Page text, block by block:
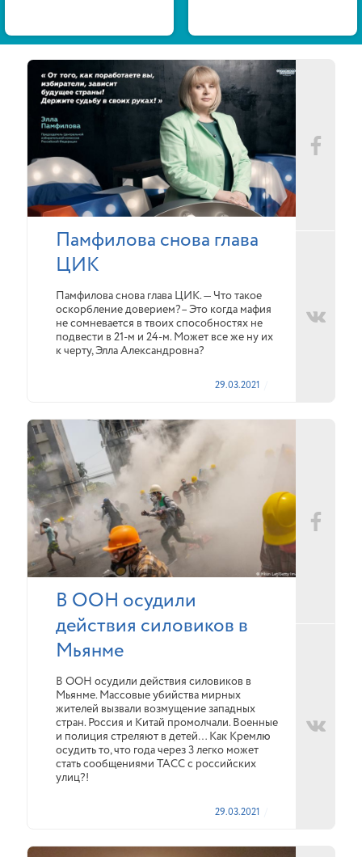
Памфилова снова глава
ЦИК
Памфилова снова глава ЦИК. — Что такое
оскорбление доверием?– Это когда мафия
не сомневается в твоих способностях не
подвести в 21-м и 24-м. Может все же ну их
к черту, Элла Александровна?
29.03.2021
В ООН осудили
действия силовиков в
Мьянме
В ООН осудили действия силовиков в
Мьянме. Массовые убийства мирных
жителей вызвали возмущение западных
стран. Россия и Китай промолчали. Военные
и полиция стреляют в детей… Как Кремлю
осудить то, что года через 3 легко может
стать сообщениями ТАСС с российских
улиц?!
29.03.2021